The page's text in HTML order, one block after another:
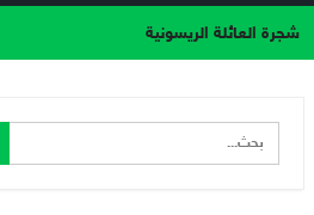
شجرة العائلة الريسونية